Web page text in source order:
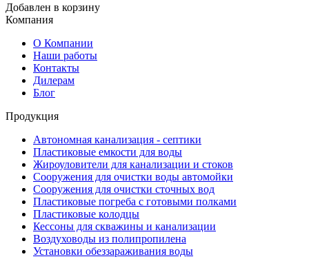
Добавлен в корзину
Компания
О Компании
Наши работы
Контакты
Дилерам
Блог
Продукция
Автономная канализация - септики
Пластиковые емкости для воды
Жироуловители для канализации и стоков
Сооружения для очистки воды автомойки
Сооружения для очистки сточных вод
Пластиковые погреба с готовыми полками
Пластиковые колодцы
Кессоны для скважины и канализации
Воздуховоды из полипропилена
Установки обеззараживания воды